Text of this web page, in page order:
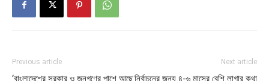
Previous article
‘বাংলাদেশের সরকার ও জনগণের পাশে আছে
Next article
নির্বাচনের জন্য ৪-৬ মাসের বেশি লাগার কথা